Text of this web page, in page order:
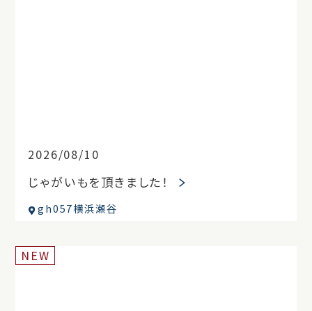
2026/08/10
じゃがいもを頂きました！
gh057横浜瀬谷
NEW